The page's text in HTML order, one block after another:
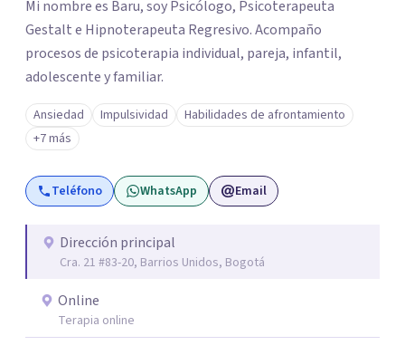
Mi nombre es Baru, soy Psicólogo, Psicoterapeuta
Gestalt e Hipnoterapeuta Regresivo. Acompaño
procesos de psicoterapia individual, pareja, infantil,
adolescente y familiar.
Ansiedad Impulsividad
Habilidades de afrontamiento
+7 más
Teléfono WhatsApp Email
Dirección principal
Cra. 21 #83-20, Barrios Unidos, Bogotá
Online
Terapia online